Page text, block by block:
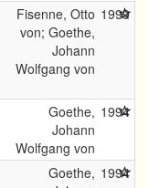
Fisenne, Otto
von; Goethe,
Johann
Wolfgang von
1999
Goethe,
Johann
Wolfgang von
1994
Goethe, 1994